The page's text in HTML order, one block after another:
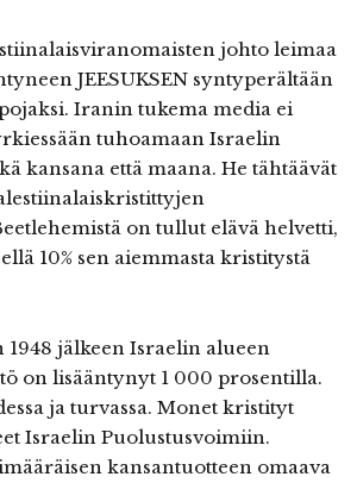
johto leimaa
JEESUKSEN syntyperältään
Iranin tukema media ei
tuhoamaan Israelin
kansana että maana. He tähtäävät
on tullut elävä helvetti,
10% sen aiemmasta kristitystä
jälkeen Israelin alueen
on lisääntynyt 1 000 prosentilla.
ja turvassa. Monet kristityt
Israelin Puolustusvoimiin.
kansantuotteen omaava